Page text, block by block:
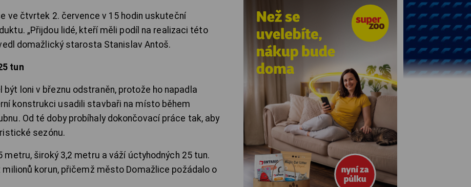
ve čtvrtek 2. července v 15 hodin uskuteční
„Přijdou lidé, kteří měli podíl na realizaci této
domažlický starosta Stanislav Antoš.
tun
loni v březnu odstraněn, protože ho napadla
konstrukci usadili stavbaři na místo během
Od té doby probíhaly dokončovací práce tak, aby
sezónu.
metru, široký 3,2 metru a váží úctyhodných 25 tun.
korun, přičemž město Domažlice požádalo o